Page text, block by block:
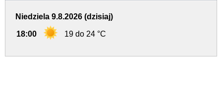
Niedziela 9.8.2026 (dzisiaj)
18:00 19 do 24 °C